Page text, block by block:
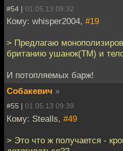
#54 | 01.05.13 09:32
Кому: whisper2004, #19
> Предлагаю
британию ушанок(ТМ) и
И потопляемых барж!
Собакевич »
#55 | 01.05.13 09:39
Кому: Stealls, #49
> Это что ж получается -